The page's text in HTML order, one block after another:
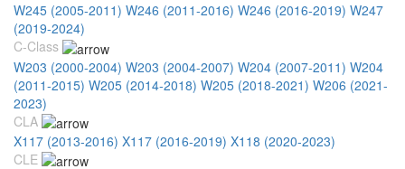
W245 (2005-2011) W246 (2011-2016) W246 (2016-2019) W247
(2019-2024)
C-Class
W203 (2000-2004) W203 (2004-2007) W204 (2007-2011) W204
(2011-2015) W205 (2014-2018) W205 (2018-2021) W206 (2021-
2023)
CLA
X117 (2013-2016) X117 (2016-2019) X118 (2020-2023)
CLE